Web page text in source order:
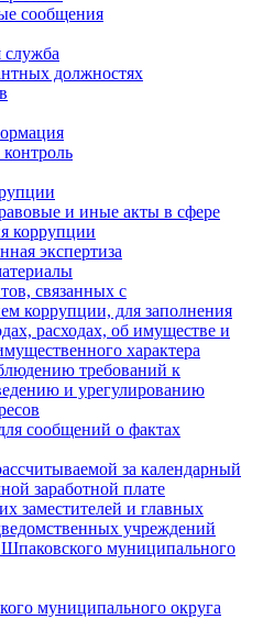
сообщения
должностях
и иные акты в сфере
коррупции
экспертиза
связанных с
коррупции, для заполнения
расходах, об имуществе и
характера
требований к
и урегулированию
сообщений о фактах
за календарный
заработной плате
заместителей и главных
учреждений
муниципального
муниципального округа